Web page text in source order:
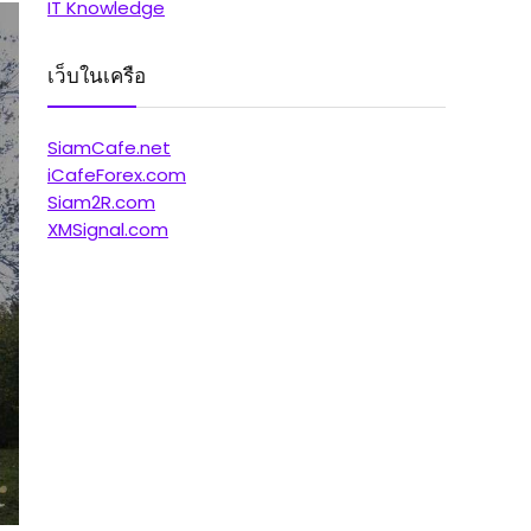
IT Knowledge
เว็บในเครือ
SiamCafe.net
iCafeForex.com
Siam2R.com
XMSignal.com